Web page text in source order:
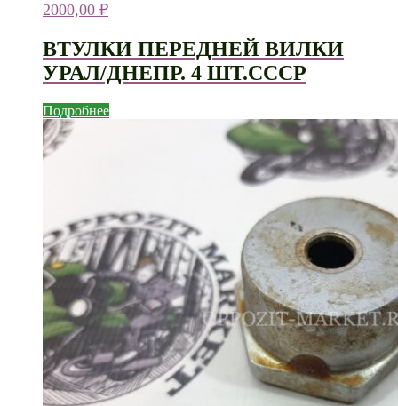
2000,00 ₽
ВТУЛКИ ПЕРЕДНЕЙ ВИЛКИ
УРАЛ/ДНЕПР. 4 ШТ.СССР
Подробнее